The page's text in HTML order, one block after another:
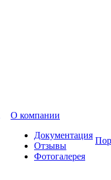
О компании
Документация
Отзывы
Фотогалерея